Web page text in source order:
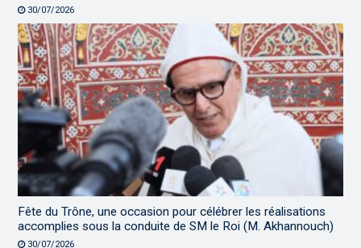
30/07/2026
Fête du Trône, une occasion pour célébrer les réalisations
accomplies sous la conduite de SM le Roi (M. Akhannouch)
30/07/2026